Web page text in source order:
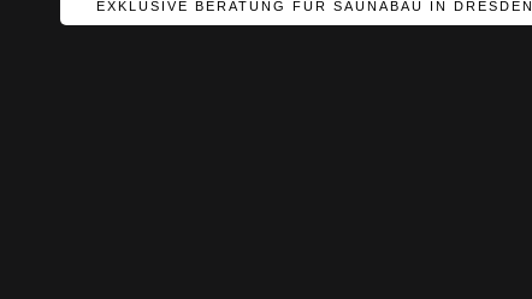
EXKLUSIVE BERATUNG FÜR SAUNABAU IN DRESDEN